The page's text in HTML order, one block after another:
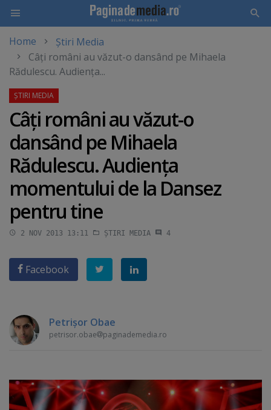
main
content
Home
Știri Media
Câţi români au văzut-o dansând pe Mihaela
Rădulescu. Audienţa...
Câţi români au văzut-o
dansând pe Mihaela
Rădulescu. Audienţa
momentului de la Dansez
pentru tine
2 NOV 2013 13:11 ȘTIRI MEDIA 4
Facebook
Petrişor Obae
petrisor.obae paginademedia.ro